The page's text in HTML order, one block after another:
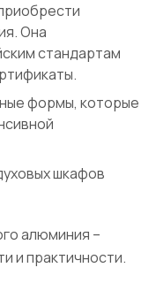
Она
стандартам
формы, которые
шкафов
алюминия –
и практичности.